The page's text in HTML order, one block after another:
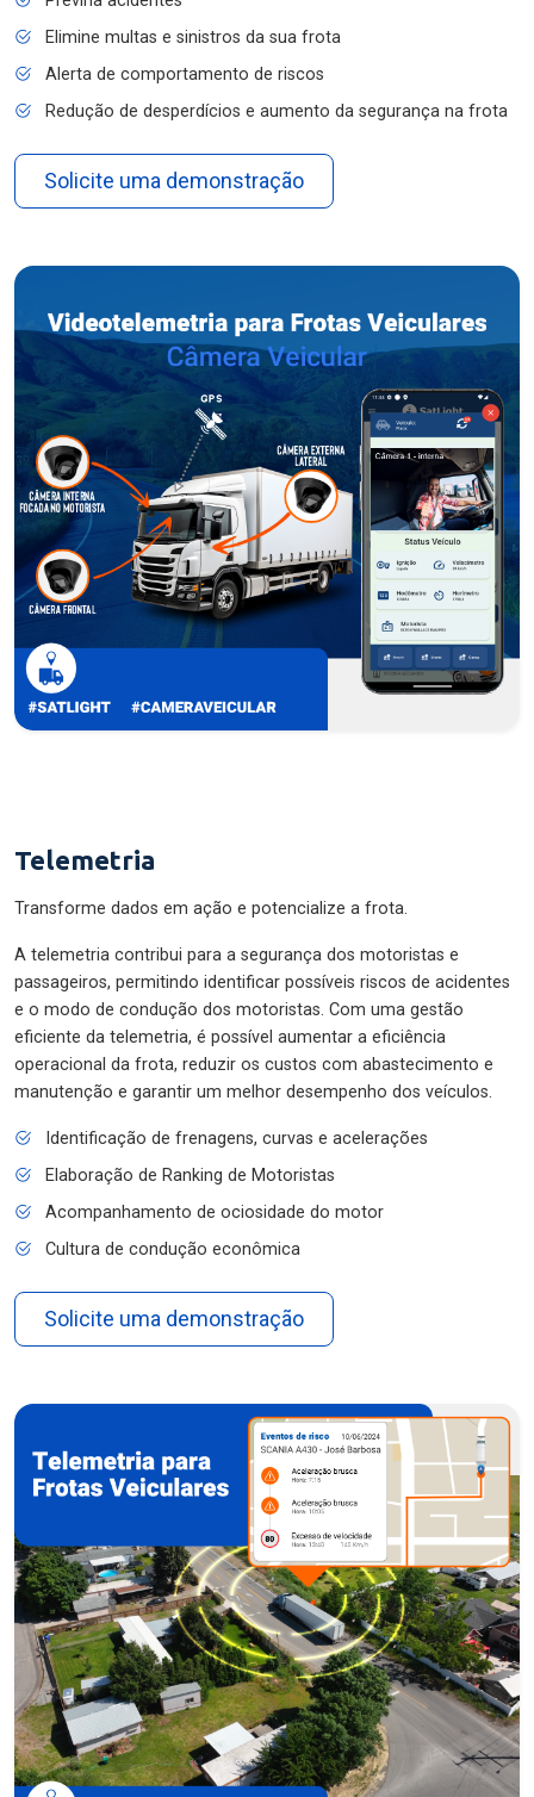
Elimine multas e sinistros da sua frota
Alerta de comportamento de riscos
Redução de desperdícios e aumento da segurança na frota
Solicite uma demonstração
Telemetria
Transforme dados em ação e potencialize a frota.
A telemetria contribui para a segurança dos motoristas e
passageiros, permitindo identificar possíveis riscos de acidentes
e o modo de condução dos motoristas. Com uma gestão
eficiente da telemetria, é possível aumentar a eficiência
operacional da frota, reduzir os custos com abastecimento e
manutenção e garantir um melhor desempenho dos veículos.
Identificação de frenagens, curvas e acelerações
Elaboração de Ranking de Motoristas
Acompanhamento de ociosidade do motor
Cultura de condução econômica
Solicite uma demonstração